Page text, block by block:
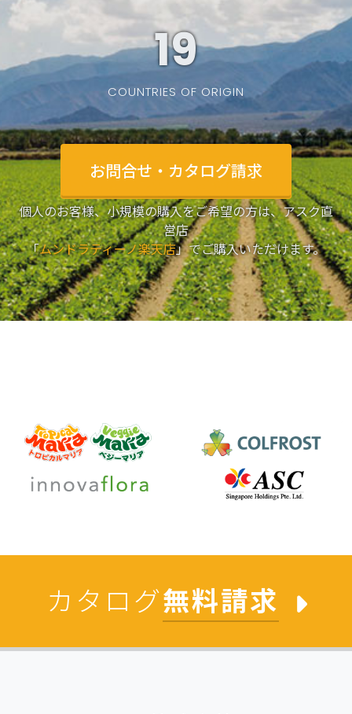
19
COUNTRIES OF ORIGIN
お問合せ・カタログ請求
個人のお客様、小規模の購入をご希望の方は、アスク直
営店
「ムンドラティーノ楽天店」でご購入いただけます。
カタログ無料請求